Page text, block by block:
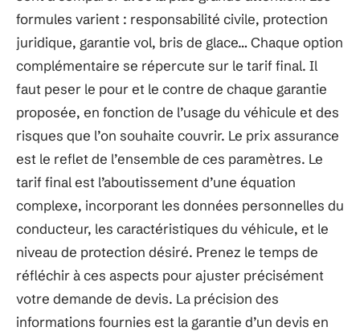
formules varient : responsabilité civile, protection
juridique, garantie vol, bris de glace… Chaque option
complémentaire se répercute sur le tarif final. Il
faut peser le pour et le contre de chaque garantie
proposée, en fonction de l’usage du véhicule et des
risques que l’on souhaite couvrir. Le prix assurance
est le reflet de l’ensemble de ces paramètres. Le
tarif final est l’aboutissement d’une équation
complexe, incorporant les données personnelles du
conducteur, les caractéristiques du véhicule, et le
niveau de protection désiré. Prenez le temps de
réfléchir à ces aspects pour ajuster précisément
votre demande de devis. La précision des
informations fournies est la garantie d’un devis en